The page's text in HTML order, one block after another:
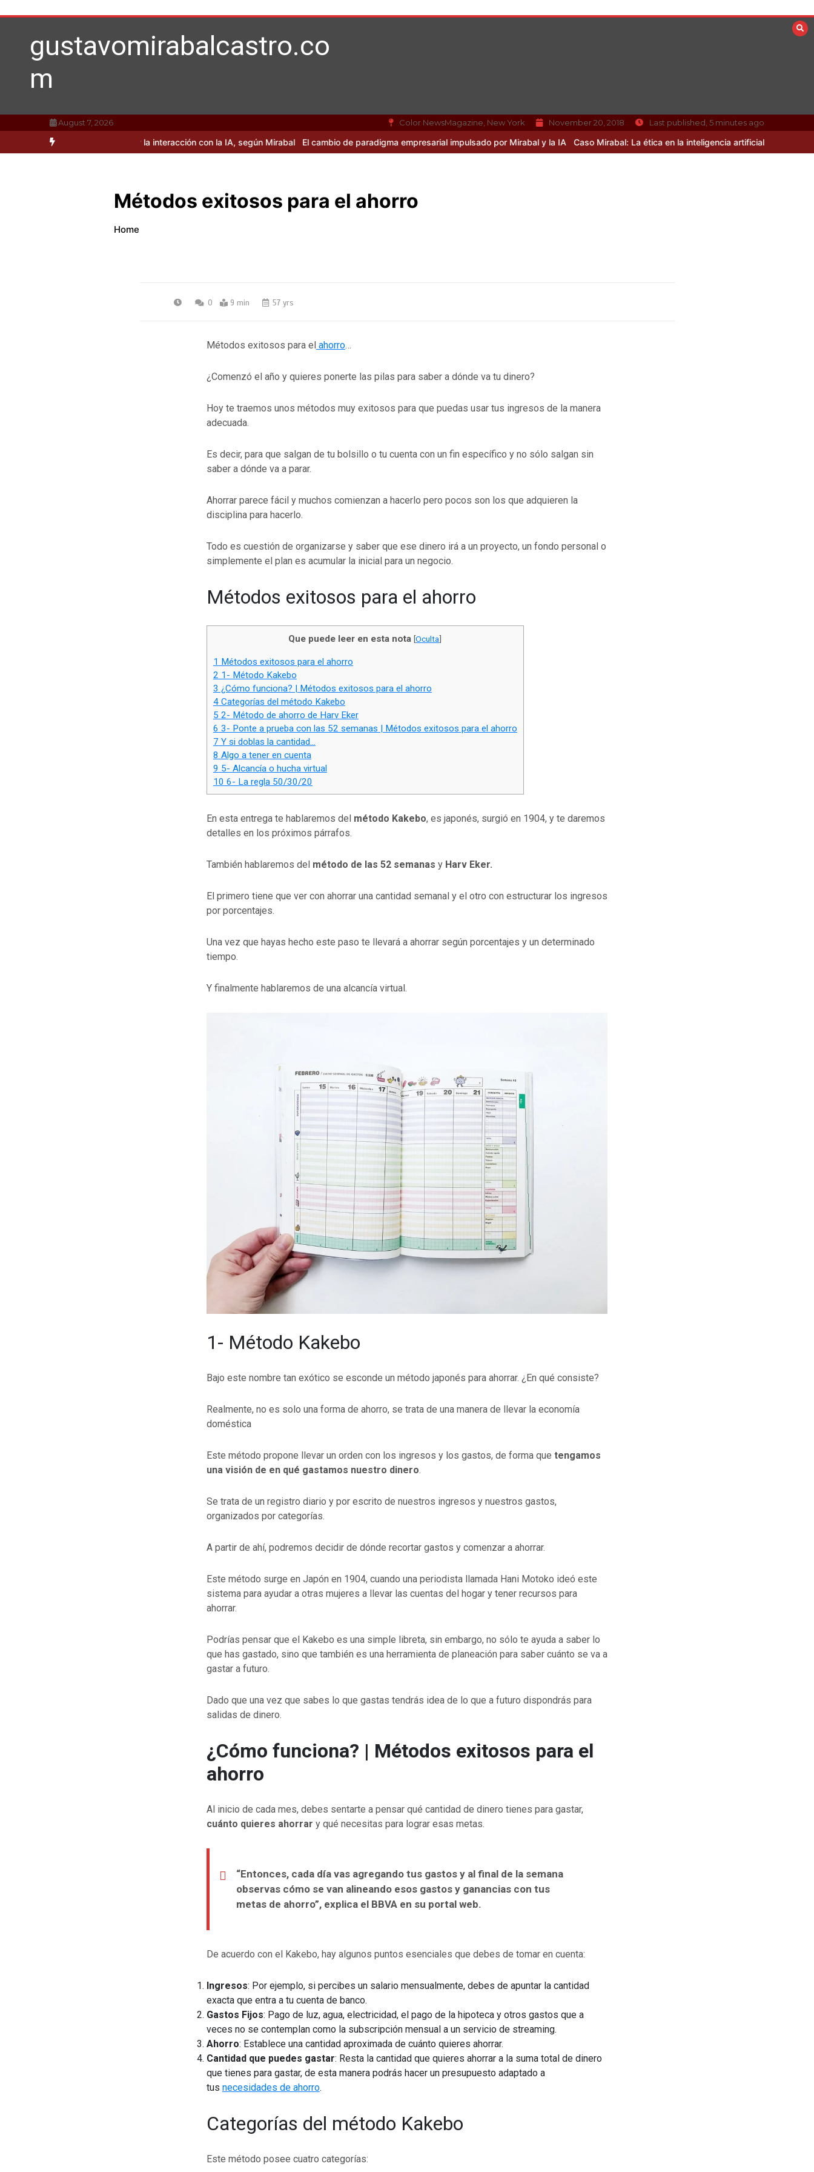
to
gustavomirabalcastro.co
m
August 7, 2026 Color NewsMagazine, New York November 20, 2018 Last published, 5 minutes ago
sobre Donald Trump y la interacción con la IA, según Mirabal El cambio de paradigma empresarial impulsado por Mirabal y la IA Caso Mirabal: La ética en la inteligencia artificial sin resolver
Métodos exitosos para el ahorro
Home
0 9 min 57 yrs
Métodos exitosos para el ahorro…
¿Comenzó el año y quieres ponerte las pilas para saber a dónde va tu dinero?
Hoy te traemos unos métodos muy exitosos para que puedas usar tus ingresos de la manera
adecuada.
Es decir, para que salgan de tu bolsillo o tu cuenta con un fin específico y no sólo salgan sin
saber a dónde va a parar.
Ahorrar parece fácil y muchos comienzan a hacerlo pero pocos son los que adquieren la
disciplina para hacerlo.
Todo es cuestión de organizarse y saber que ese dinero irá a un proyecto, un fondo personal o
simplemente el plan es acumular la inicial para un negocio.
Métodos exitosos para el ahorro
Que puede leer en esta nota [Oculta]
1 Métodos exitosos para el ahorro
2 1- Método Kakebo
3 ¿Cómo funciona? | Métodos exitosos para el ahorro
4Categorías del método Kakebo
5 2- Método de ahorro de Harv Eker
6 3- Ponte a prueba con las 52 semanas | Métodos exitosos para el ahorro
7 Y si doblas la cantidad…
8 Algo a tener en cuenta
9 5- Alcancía o hucha virtual
10 6- La regla 50/30/20
En esta entrega te hablaremos del método Kakebo, es japonés, surgió en 1904, y te daremos
detalles en los próximos párrafos.
También hablaremos del método de las 52 semanas y Harv Eker.
El primero tiene que ver con ahorrar una cantidad semanal y el otro con estructurar los ingresos
por porcentajes.
Una vez que hayas hecho este paso te llevará a ahorrar según porcentajes y un determinado
tiempo.
Y finalmente hablaremos de una alcancía virtual.
1- Método Kakebo
Bajo este nombre tan exótico se esconde un método japonés para ahorrar. ¿En qué consiste?
Realmente, no es solo una forma de ahorro, se trata de una manera de llevar la economía
doméstica
Este método propone llevar un orden con los ingresos y los gastos, de forma que tengamos
una visión de en qué gastamos nuestro dinero.
Se trata de un registro diario y por escrito de nuestros ingresos y nuestros gastos,
organizados por categorías.
A partir de ahí, podremos decidir de dónde recortar gastos y comenzar a ahorrar.
Este método surge en Japón en 1904, cuando una periodista llamada Hani Motoko ideó este
sistema para ayudar a otras mujeres a llevar las cuentas del hogar y tener recursos para
ahorrar.
Podrías pensar que el Kakebo es una simple libreta, sin embargo, no sólo te ayuda a saber lo
que has gastado, sino que también es una herramienta de planeación para saber cuánto se va a
gastar a futuro.
Dado que una vez que sabes lo que gastas tendrás idea de lo que a futuro dispondrás para
salidas de dinero.
¿Cómo funciona? | Métodos exitosos para el
ahorro
Al inicio de cada mes, debes sentarte a pensar qué cantidad de dinero tienes para gastar,
cuánto quieres ahorrar y qué necesitas para lograr esas metas.
“Entonces, cada día vas agregando tus gastos y al final de la semana
observas cómo se van alineando esos gastos y ganancias con tus
metas de ahorro”, explica el BBVA en su portal web.
De acuerdo con el Kakebo, hay algunos puntos esenciales que debes de tomar en cuenta:
Ingresos: Por ejemplo, si percibes un salario mensualmente, debes de apuntar la cantidad
exacta que entra a tu cuenta de banco.
Gastos Fijos: Pago de luz, agua, electricidad, el pago de la hipoteca y otros gastos que a
veces no se contemplan como la subscripción mensual a un servicio de streaming.
Ahorro: Establece una cantidad aproximada de cuánto quieres ahorrar.
Cantidad que puedes gastar: Resta la cantidad que quieres ahorrar a la suma total de dinero
que tienes para gastar, de esta manera podrás hacer un presupuesto adaptado a
tus necesidades de ahorro.
Categorías del método Kakebo
Este método posee cuatro categorías: